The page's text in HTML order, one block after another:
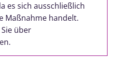
es sich ausschließlich
Maßnahme handelt.
über